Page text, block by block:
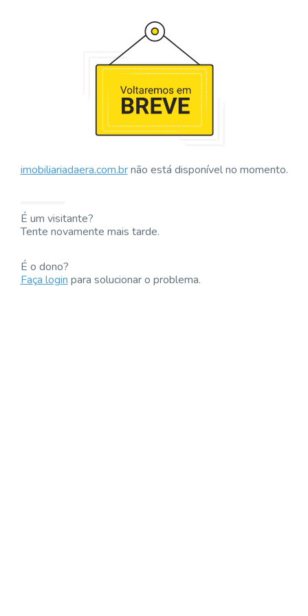
imobiliariadaera.com.brnão está disponível no momento.
É um visitante?
Tente novamente mais tarde.
É o dono?
Faça loginpara solucionar o problema.